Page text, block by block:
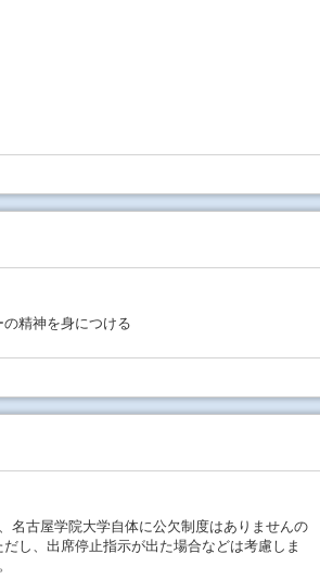
精神を身につける
名古屋学院大学自体に公欠制度はありませんの
し、出席停止指示が出た場合などは考慮しま